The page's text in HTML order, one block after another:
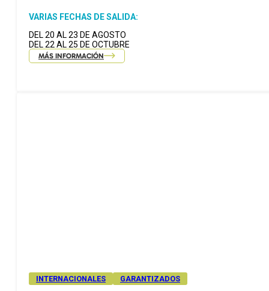
VARIAS FECHAS DE SALIDA:
DEL 20 AL 23 DE AGOSTO
DEL 22 AL 25 DE OCTUBRE
MÁS INFORMACIÓN
INTERNACIONALES GARANTIZADOS